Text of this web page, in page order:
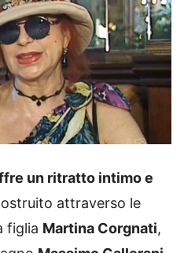
un ritratto intimo e
attraverso le
figlia Martina Corgnati,